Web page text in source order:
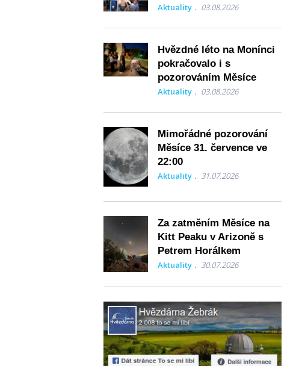
Aktuality 03.08.2026
Hvězdné léto na Monínci
pokračovalo i s
pozorováním Měsíce
Aktuality 03.08.2026
Mimořádné pozorování
Měsíce 31. července ve
22:00
Aktuality 31.07.2026
Za zatměním Měsíce na
Kitt Peaku v Arizoně s
Petrem Horálkem
Aktuality 30.07.2026